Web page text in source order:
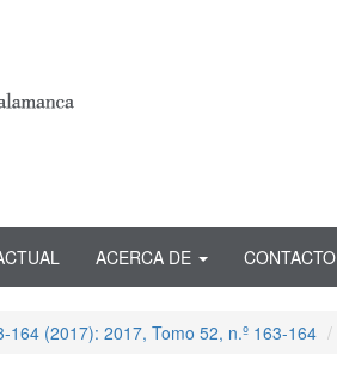
ACERCA DE CONTACTO
164 (2017): 2017, Tomo 52, n.º 163-164